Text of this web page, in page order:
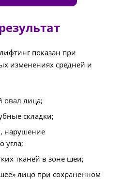
показан при
изменениях средней и
овал лица;
складки;
нарушение
угла;
тканей в зоне шеи;
лицо при сохраненном